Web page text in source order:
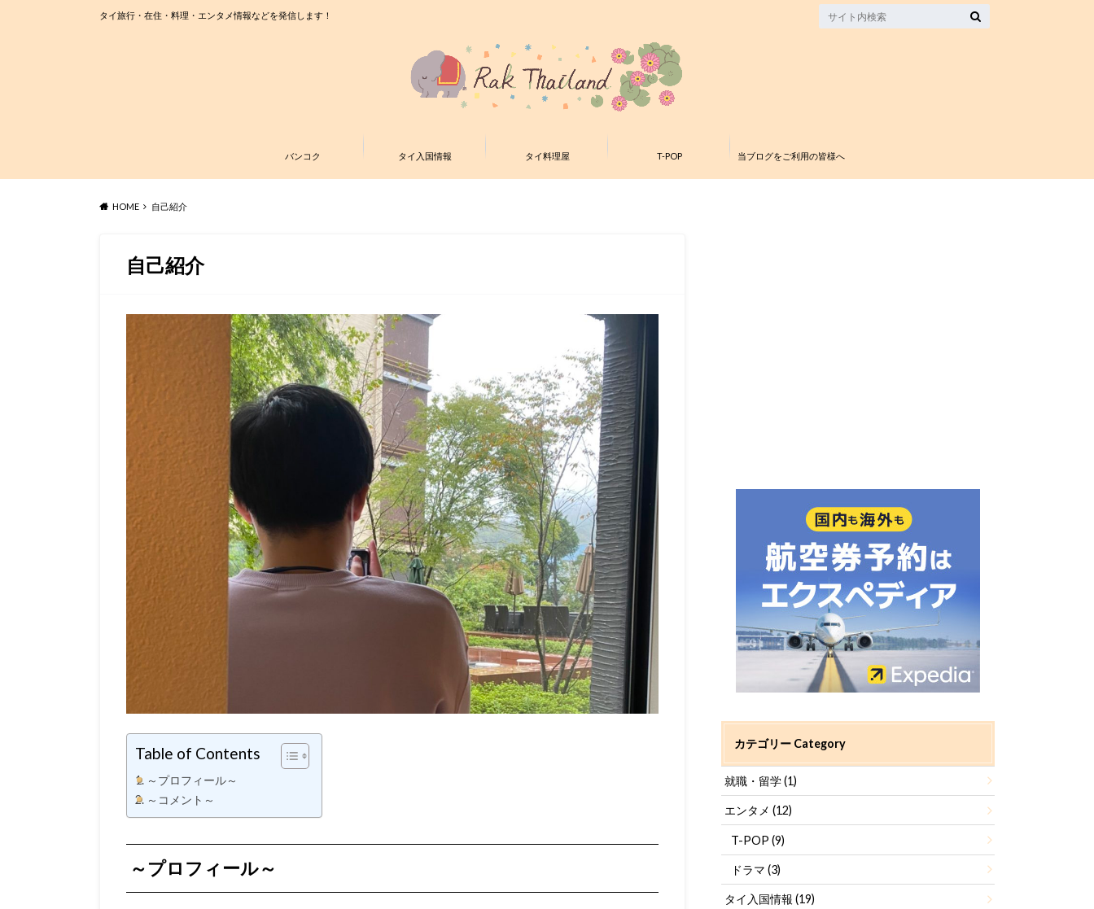
タイ旅行・在住・料理・エンタメ情報などを発信します！
バンコク タイ入国情報 タイ料理屋 T-POP 当ブログをご利用の皆様へ
HOME 自己紹介
自己紹介
Table of Contents
～プロフィール～
～コメント～
～プロフィール～
カテゴリー Category
就職・留学(1)
エンタメ(12)
T-POP (9)
ドラマ (3)
タイ入国情報(19)